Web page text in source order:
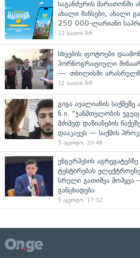
საგანძურის
ახალი შანსები, ახალი
250 000-ლარიანი
12 საათის წინ
სხვების ფოტოები
პორნოგრაფიული
— თბილისში
12 საათის წინ
გიგა ავალიანის
ნ.ი. "ჯანმთელობის
მძიმედ დაზიანების
დააკავეს — საქმის
5 აგვისტო, 20:48
ენგურჰესის
ტესტირებას
სრული გათიშვა მოჰყვა
განცხადება
5 აგვისტო, 17:32